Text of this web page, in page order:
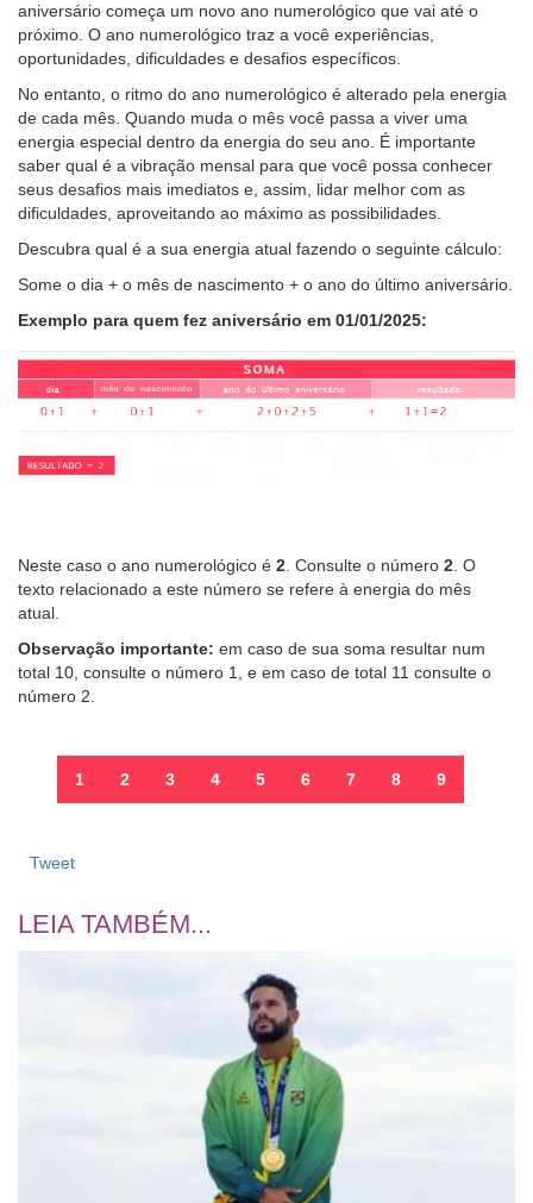
aniversário começa um novo ano numerológico que vai até o
próximo. O ano numerológico traz a você experiências,
oportunidades, dificuldades e desafios específicos.
No entanto, o ritmo do ano numerológico é alterado pela energia
de cada mês. Quando muda o mês você passa a viver uma
energia especial dentro da energia do seu ano. É importante
saber qual é a vibração mensal para que você possa conhecer
seus desafios mais imediatos e, assim, lidar melhor com as
dificuldades, aproveitando ao máximo as possibilidades.
Descubra qual é a sua energia atual fazendo o seguinte cálculo:
Some o dia + o mês de nascimento + o ano do último aniversário.
Exemplo para quem fez aniversário em 01/01/2025:
Neste caso o ano numerológico é 2 . Consulte o número 2 . O
texto relacionado a este número se refere à energia do mês
atual.
Observação importante: em caso de sua soma resultar num
total 10, consulte o número 1, e em caso de total 11 consulte o
número 2.
1 2 3 4 5 6 7 8 9
Tweet
LEIA TAMBÉM...